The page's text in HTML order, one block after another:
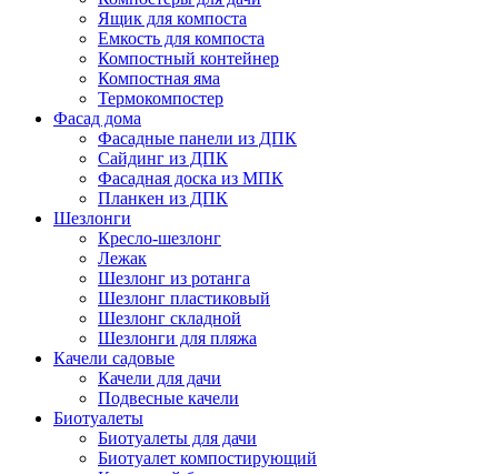
Ящик для компоста
Емкость для компоста
Компостный контейнер
Компостная яма
Термокомпостер
Фасад дома
Фасадные панели из ДПК
Сайдинг из ДПК
Фасадная доска из МПК
Планкен из ДПК
Шезлонги
Кресло-шезлонг
Лежак
Шезлонг из ротанга
Шезлонг пластиковый
Шезлонг складной
Шезлонги для пляжа
Качели садовые
Качели для дачи
Подвесные качели
Биотуалеты
Биотуалеты для дачи
Биотуалет компостирующий